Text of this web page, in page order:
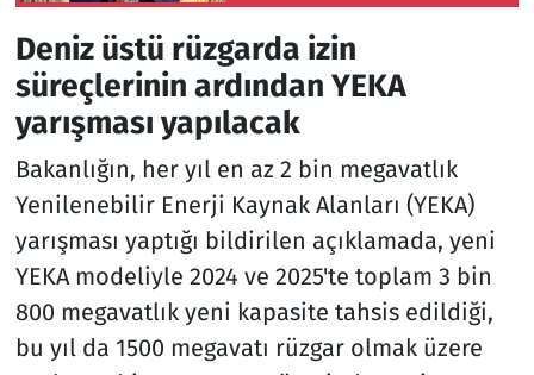
Deniz üstü rüzgarda izin
süreçlerinin ardından YEKA
yarışması yapılacak
Bakanlığın, her yıl en az 2 bin megavatlık
Yenilenebilir Enerji Kaynak Alanları (YEKA)
yarışması yaptığı bildirilen açıklamada, yeni
YEKA modeliyle 2024 ve 2025'te toplam 3 bin
800 megavatlık yeni kapasite tahsis edildiği,
bu yıl da 1500 megavatı rüzgar olmak üzere